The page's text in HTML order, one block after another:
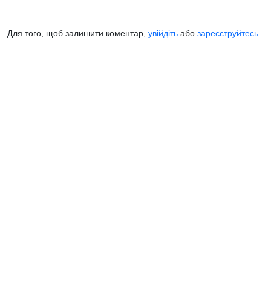
Для того, щоб залишити коментар, увійдіть або зареєструйтесь